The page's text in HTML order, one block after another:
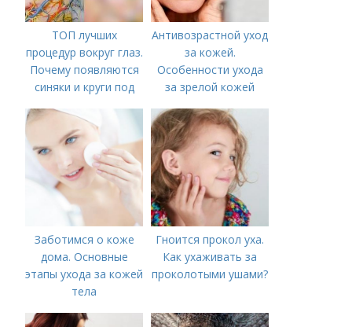
ТОП лучших
процедур вокруг глаз.
Почему появляются
синяки и круги под
Антивозрастной уход
за кожей.
Особенности ухода
за зрелой кожей
Заботимся о коже
дома. Основные
этапы ухода за кожей
тела
Гноится прокол уха.
Как ухаживать за
проколотыми ушами?